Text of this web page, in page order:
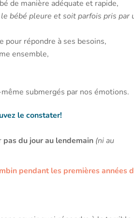
de manière adéquate et rapide,
bébé pleure et soit parfois pris par
pour répondre à ses besoins,
ensemble,
submergés par nos émotions.
le constater!
pas du jour au lendemain (ni au
pendant les premières années